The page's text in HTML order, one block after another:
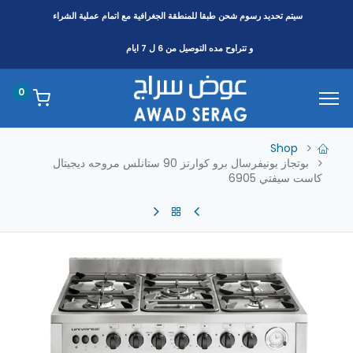
سيتم تحديد رسوم شحن طبقا للمنطقةالجغرافية مع اتمام عملية الشراء
و تتراوح مده التوصيل من 6 ل 7 ايام
0
Shop
بوتجاز يونيفرسال برو كوارتز 90 ستانلس مروحه ديجيتال
كاست سيفتي 6905